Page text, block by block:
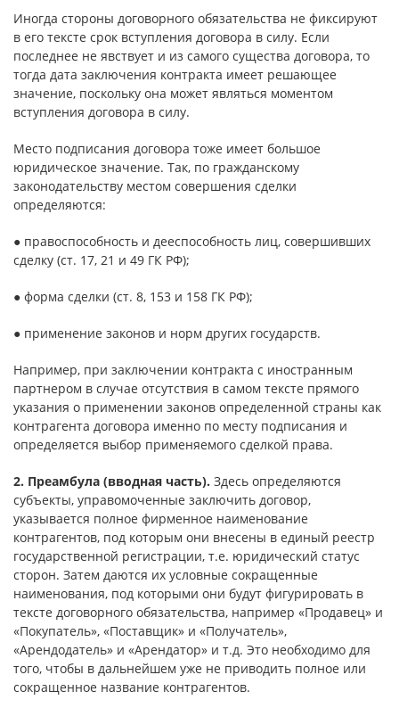
Иногда стороны договорного обязательства не фиксируют
в его тексте срок вступления договора в силу. Если
последнее не явствует и из самого существа договора, то
тогда дата заключения контракта имеет решающее
значение, поскольку она может являться моментом
вступления договора в силу.
Место подписания договора тоже имеет большое
юридическое значение. Так, по гражданскому
законодательству местом совершения сделки
определяются:
● правоспособность и дееспособность лиц, совершивших
сделку (ст. 17, 21 и 49 ГК РФ);
● форма сделки (ст. 8, 153 и 158 ГК РФ);
● применение законов и норм других государств.
Например, при заключении контракта с иностранным
партнером в случае отсутствия в самом тексте прямого
указания о применении законов определенной страны как
контрагента договора именно по месту подписания и
определяется выбор применяемого сделкой права.
2. Преамбула (вводная часть). Здесь определяются
субъекты, управомоченные заключить договор,
указывается полное фирменное наименование
контрагентов, под которым они внесены в единый реестр
государственной регистрации, т.е. юридический статус
сторон. Затем даются их условные сокращенные
наименования, под которыми они будут фигурировать в
тексте договорного обязательства, например «Продавец» и
«Покупатель», «Поставщик» и «Получатель»,
«Арендодатель» и «Арендатор» и т.д. Это необходимо для
того, чтобы в дальнейшем уже не приводить полное или
сокращенное название контрагентов.